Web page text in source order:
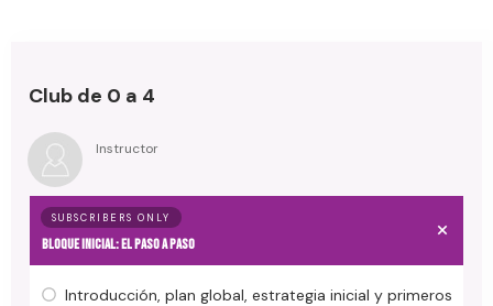
Club de 0 a 4
Instructor
SUBSCRIBERS ONLY
Bloque inicial: EL PASO A PASO
Introducción, plan global, estrategia inicial y primeros